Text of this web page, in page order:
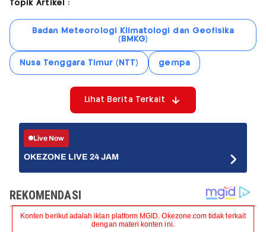
Topik Artikel :
Badan Meteorologi Klimatologi dan Geofisika
(BMKG)
Nusa Tenggara Timur (NTT) gempa
Lihat Berita Terkait
Live Now
OKEZONE LIVE 24 JAM